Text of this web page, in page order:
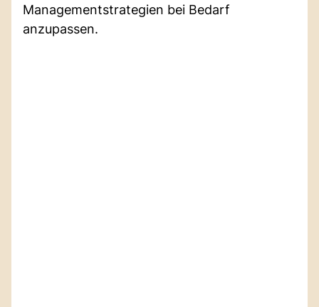
Managementstrategien bei Bedarf
anzupassen.